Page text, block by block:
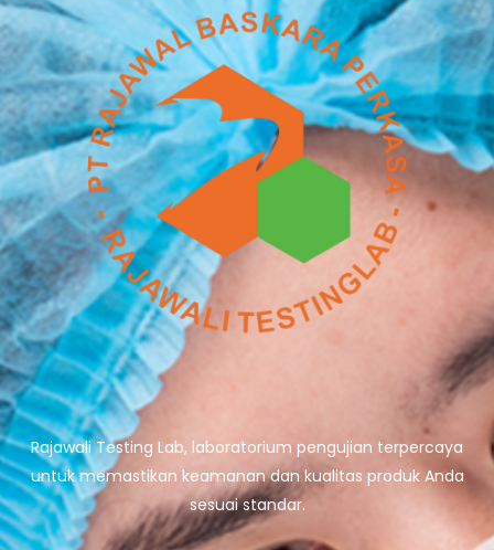
Rajawali Testing Lab, laboratorium pengujian terpercaya
untuk memastikan keamanan dan kualitas produk Anda
sesuai standar.